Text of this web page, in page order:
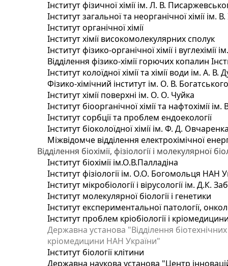
Інститут фізичної хімії ім. Л. В.
Інститут загальної та неорганічної хімії ім.
Інститут органічної хімії
Інститут хімії високомолекулярних сполук
Інститут фізико-органічної хімії і
Відділення фізико-хімії горючих копалин
Інститут колоїдної хімії та хімії води ім. А.
Фізико-хімічний інститут ім. О. В.
Інститут хімії поверхні ім. О. О. Чуйка
Інститут біоорганічної хімії та нафтохімії
Інститут сорбції та проблем ендоекології
Інститут біоколоїдної хімії ім. Ф. Д.
Міжвідомче відділення електрохімічної
Відділення біохімії, фізіології і молекулярної
Інститут біохімії ім.О.В.Палладіна
Інститут фізіології ім. О.О. Богомольця НАН
Інститут мікробіології і вірусології ім. Д.К.
Інститут молекулярної біології і генетики
Інститут експериментальної патології,
Інститут проблем кріобіології і
Державна установа "Відділення
кріомедицини НАН України"
Інститут біології клітини
Державна наукова установа "Центр